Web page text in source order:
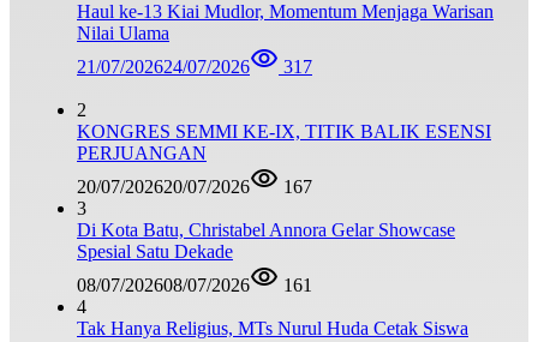
Haul ke-13 Kiai Mudlor, Momentum Menjaga Warisan
Nilai Ulama
21/07/202624/07/2026 317
2
KONGRES SEMMI KE-IX, TITIK BALIK ESENSI
PERJUANGAN
20/07/202620/07/2026
167
3
Di Kota Batu, Christabel Annora Gelar Showcase
Spesial Satu Dekade
08/07/202608/07/2026
161
4
Tak Hanya Religius, MTs Nurul Huda Cetak Siswa